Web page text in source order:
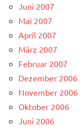
Juni 2007
Mai 2007
April 2007
März 2007
Februar 2007
Dezember 2006
November 2006
Oktober 2006
Juni 2006